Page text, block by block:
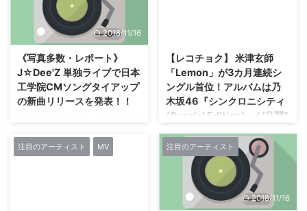
ップ大賞2018」 ...
ーンガータ」で、 BOGUS
RECORDS（テイチクエンタテイ
ンメント）よりメジャーデビュ
あやうく儚く強く多感に心に届く
歌声、 くっきりと心の中でルー
プし続けるメロディー、 心をや
さしく叩く踊れるポップサウンド
回CDショップ大賞2018」の「東
北ブロック賞」を受 ...
ーム「WIZY（ウィジー）」で展
開（ https://wizy.jp/project/111/
）。 次世代女性シンガー杏沙
子。 2017年までに発表してきた
ルミュージックビデオがYouTube
オフィシャルチャンネルで約470
万回再生を超え注目を集め、 メ
2018/11/16
《写真多数・レポート》
J☆Dee'Z 単独ライブで日本
工学院CMソングタイアップ
の新曲リリースを発表！！
リースを発表！！ 高いスキルで
注目を集めているヴォーカル＆ダ
【レコチョク】 米津玄師
「Lemon」が3カ月連続シ
ングル首位！アルバムは乃
木坂46『シンクロニシティ
(Special Edition)』が月間1
月間最優秀楽曲賞2018年4
月度発表〜
株式会社レコチョク（本社：東京
都渋谷区渋谷、 代表取締役社長:
加藤裕一、 以下「レコチョ
注目のアーティスト MV 注目のアーティスト
2018/11/16